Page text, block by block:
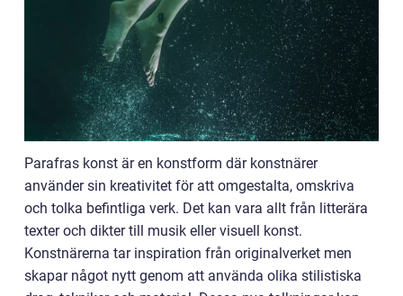
Parafras konst är en konstform där konstnärer
använder sin kreativitet för att omgestalta, omskriva
och tolka befintliga verk. Det kan vara allt från litterära
texter och dikter till musik eller visuell konst.
Konstnärerna tar inspiration från originalverket men
skapar något nytt genom att använda olika stilistiska